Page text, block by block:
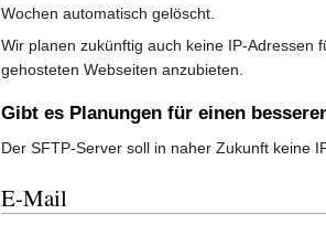
Wochen automatisch gelöscht.
Wir planen zukünftig auch keine IP-Adressen
gehosteten Webseiten anzubieten.
Gibt es Planungen für einen
Der SFTP-Server soll in naher Zukunft keine
E-Mail